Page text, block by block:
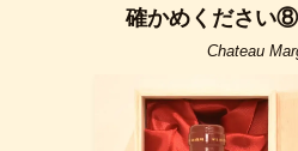
確かめください
Chateau